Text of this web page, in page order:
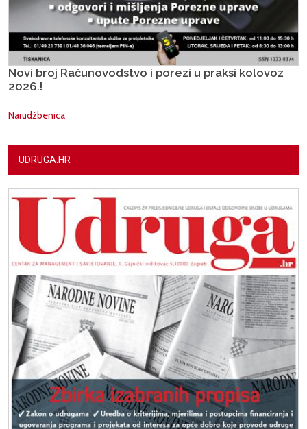
Novi broj Računovodstvo i porezi u praksi kolovoz
2026.!
Narudžbenica
UDRUGA.HR